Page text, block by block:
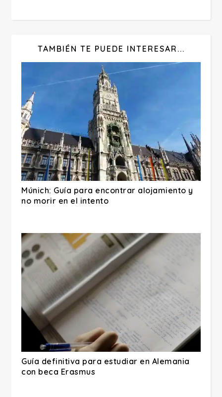
TAMBIÉN TE PUEDE INTERESAR...
Múnich: Guía para encontrar alojamiento y
no morir en el intento
Guía definitiva para estudiar en Alemania
con beca Erasmus